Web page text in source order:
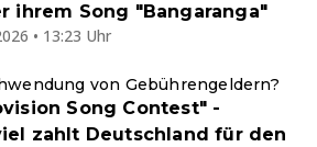
ihrem Song "Bangaranga"
• 13:23 Uhr
von Gebührengeldern?
Song Contest" -
zahlt Deutschland für den